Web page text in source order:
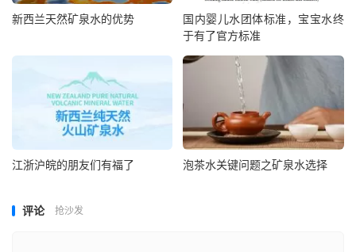
新西兰天然矿泉水的优势
国内婴儿水团体标准，宝宝水终
于有了官方标准
江浙沪皖的朋友们有福了 泡茶水关键问题之矿泉水选择
评论 抢沙发